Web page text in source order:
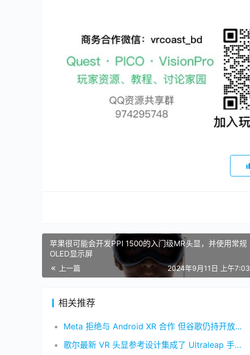
苹果很可能会开发PPI 1500的入门级MR头显，并使用常规
OLED显示屏
上一篇 2024年9月11日 上午7:03
相关推荐
Meta 拒绝与 Android XR 合作 但谷歌仍持开放态度
歌尔最新 VR 头显参考设计集成了 Ultraleap 手部追踪